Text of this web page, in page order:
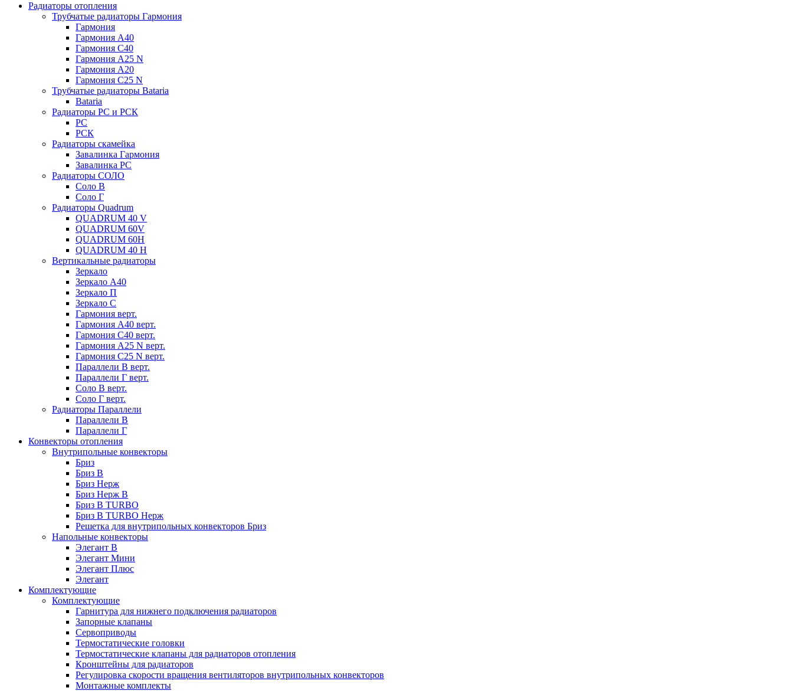
Радиаторы отопления
Трубчатые радиаторы Гармония
Гармония
Гармония А40
Гармония С40
Гармония А25 N
Гармония А20
Гармония С25 N
Трубчатые радиаторы Bataria
Bataria
Радиаторы РС и РСК
РС
РСК
Радиаторы скамейка
Завалинка Гармония
Завалинка РС
Радиаторы СОЛО
Соло В
Соло Г
Радиаторы Quadrum
QUADRUM 40 V
QUADRUM 60V
QUADRUM 60H
QUADRUM 40 H
Вертикальные радиаторы
Зеркало
Зеркало А40
Зеркало П
Зеркало С
Гармония верт.
Гармония А40 верт.
Гармония С40 верт.
Гармония А25 N верт.
Гармония С25 N верт.
Параллели В верт.
Параллели Г верт.
Соло В верт.
Соло Г верт.
Радиаторы Параллели
Параллели В
Параллели Г
Конвекторы отопления
Внутрипольные конвекторы
Бриз
Бриз В
Бриз Нерж
Бриз Нерж В
Бриз В TURBO
Бриз В TURBO Нерж
Решетка для внутрипольных конвекторов Бриз
Напольные конвекторы
Элегант В
Элегант Мини
Элегант Плюс
Элегант
Комплектующие
Комплектующие
Гарнитура для нижнего подключения радиаторов
Запорные клапаны
Сервоприводы
Термостатические головки
Термостатические клапаны для радиаторов отопления
Кронштейны для радиаторов
Регулировка скорости вращения вентиляторов внутрипольных конвекторов
Монтажные комплекты